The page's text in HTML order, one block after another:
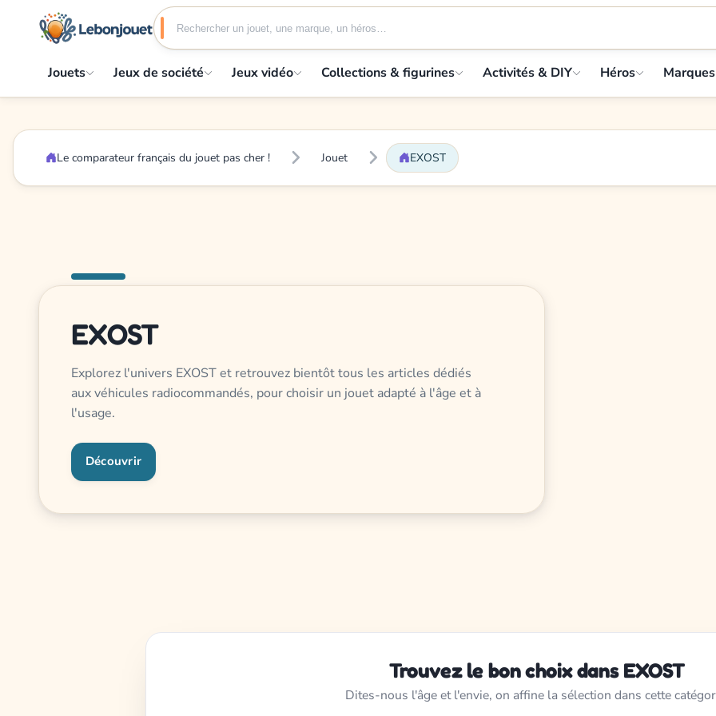
Jouets Jeux de société Jeux vidéo Collections & figurines Activités & DIY Héros Marques
Le comparateur français du jouet pas cher ! Jouet EXOST
EXOST
Explorez l'univers EXOST et retrouvez bientôt tous les articles dédiés
aux véhicules radiocommandés, pour choisir un jouet adapté à l'âge et à
l'usage.
Découvrir
Trouvez le bon choix dans EXOST
Dites-nous l'âge et l'envie, on affine la sélection dans cette